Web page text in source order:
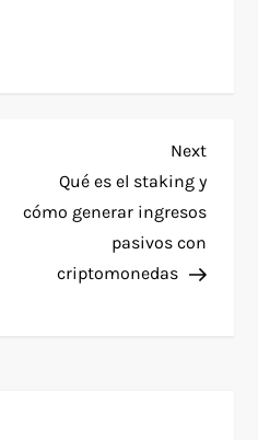
Next
Post
Next
Qué es el staking y
cómo generar ingresos
pasivos con
criptomonedas